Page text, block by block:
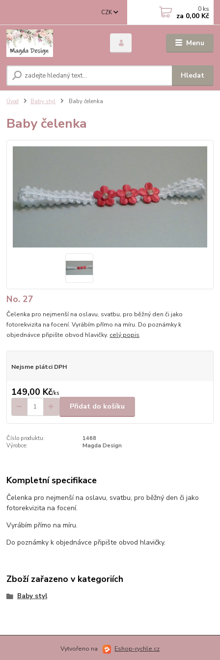
Menu
CZK
Hledat
0 ks
za 0,00 Kč
Úvod Baby styl Baby čelenka
Baby čelenka
No. 27
Čelenka pro nejmenší na oslavu, svatbu, pro běžný den či jako
fotorekvizita na focení. Vyrábím přímo na míru. Do poznámky k
objednávce připište obvod hlavičky. celý popis
Nejsme plátci DPH
149,00 Kč/ks
Přidat do košíku
Číslo produktu:
1468
Výrobce:
Magda Design
Kompletní specifikace
Čelenka pro nejmenší na oslavu, svatbu, pro běžný den či jako
fotorekvizita na focení.
Vyrábím přímo na míru.
Do poznámky k objednávce připište obvod hlavičky.
Zboží zařazeno v kategoriích
Baby styl
Vytvořeno na Eshop-rychle.cz